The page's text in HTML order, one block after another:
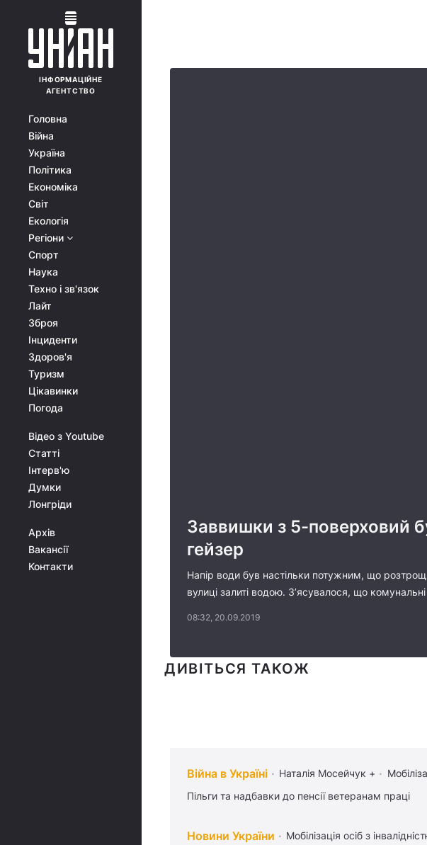
ІНФОРМАЦІЙНЕ
АГЕНТСТВО
Головна
Війна
Україна
Політика
Економіка
Світ
Екологія
Регіони
Спорт
Наука
Техно і зв'язок
Лайт
Зброя
Інциденти
Здоров'я
Туризм
Цікавинки
Погода
Відео з Youtube
Статті
Інтерв'ю
Думки
Лонгріди
Архів
Вакансії
Контакти
Заввишки з 5-поверховий
гейзер
Напір води був настільки потужним, що
вулиці залиті водою. З’ясувалося, що
08:32, 20.09.2019
ДИВІТЬСЯ ТАКОЖ
Війна в Україні Наталія Мосейчук +
Пільги та надбавки до пенсії ветеранам праці
Новини України Мобілізація осіб з